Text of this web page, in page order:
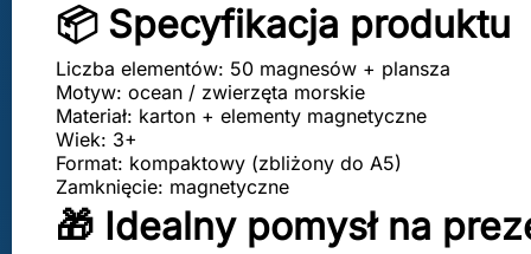
📦 Specyfikacja produktu
Liczba elementów: 50 magnesów + plansza
Motyw: ocean / zwierzęta morskie
Materiał: karton + elementy magnetyczne
Wiek: 3+
Format: kompaktowy (zbliżony do A5)
Zamknięcie: magnetyczne
🎁 Idealny pomysł na